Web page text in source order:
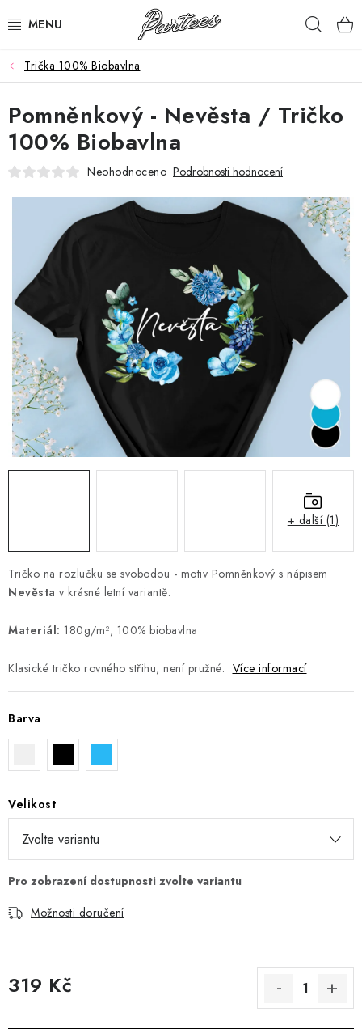
na
ROZLUČKA
NAROZENINY
NA MÍRU
DÁRKY
VÁNOCE
🖤 SLEVY
KONTAKTY
Jak nakupovat Moje objednávka
Výměna / vrácení zboží
Hodnocení obchodu
Obchodní podmínky
GDPR + cookies
Trička 100% Biobavlna
Tričko na rozlučku se svobodou - motiv Pomněnkový s nápisem
Nevěsta v krásné letní variantě.
Materiál: 180g/m², 100% biobavlna
Klasické tričko rovného střihu, není pružné. Více informací
Barva
Velikost
Možnosti doručení
319 Kč
Pomněnkový - Nevěsta / Tričko
100% Biobavlna
Neohodnoceno Podrobnosti hodnocení
+ další (1)